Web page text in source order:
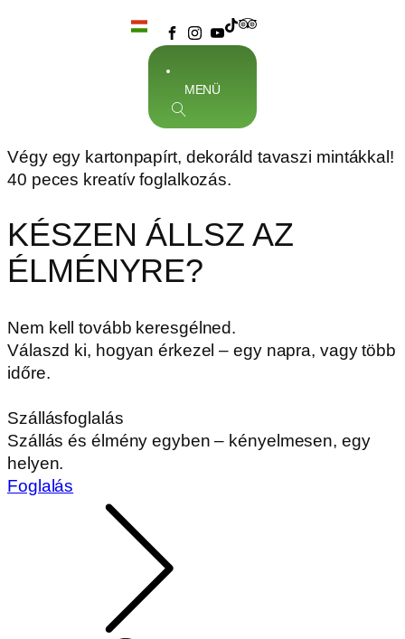
MENÜ
Végy egy kartonpapírt, dekoráld tavaszi mintákkal!
40 peces kreatív foglalkozás.
KÉSZEN ÁLLSZ AZ
ÉLMÉNYRE?
Nem kell tovább keresgélned.
Válaszd ki, hogyan érkezel – egy napra, vagy több
időre.
Szállásfoglalás
Szállás és élmény egyben – kényelmesen, egy
helyen.
Foglalás